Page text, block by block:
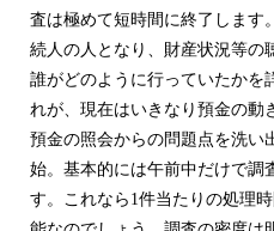
査は極めて短時間に終了します
続人の人となり、財産状況等の
誰がどのように行っていたかを
れが、現在はいきなり預金の動
預金の照会からの問題点を洗い
始。基本的には午前中だけで調
す。これなら1件当たりの処理